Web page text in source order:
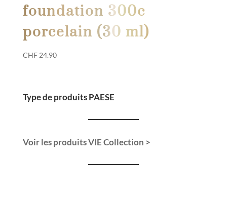
foundation 300c
porcelain (30 ml)
CHF24.90
Type de produits PAESE
Voir les produits VIE Collection >